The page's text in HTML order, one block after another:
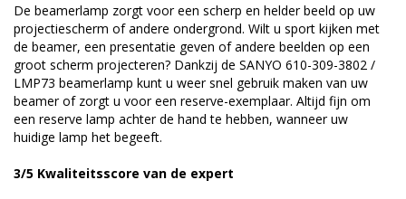
De beamerlamp zorgt voor een scherp en helder beeld op uw
projectiescherm of andere ondergrond. Wilt u sport kijken met
de beamer, een presentatie geven of andere beelden op een
groot scherm projecteren? Dankzij de SANYO 610-309-3802 /
LMP73 beamerlamp kunt u weer snel gebruik maken van uw
beamer of zorgt u voor een reserve-exemplaar. Altijd fijn om
een reserve lamp achter de hand te hebben, wanneer uw
huidige lamp het begeeft.
3/5 Kwaliteitsscore van de expert